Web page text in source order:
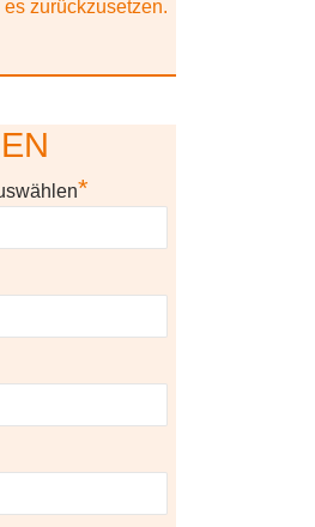
es zurückzusetzen.
*